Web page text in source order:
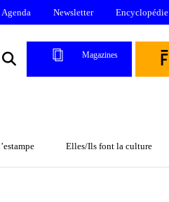
Agenda Newsletter Encyclopédie
Magazines
Elles/Ils font la culture